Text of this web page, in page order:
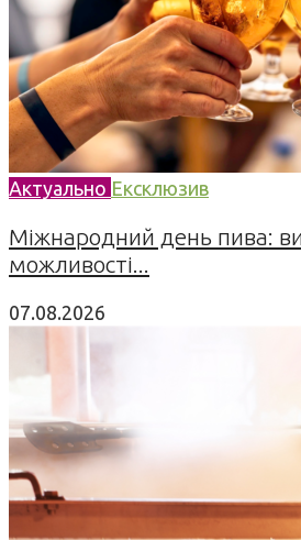
Актуально Ексклюзив
Міжнародний день пива:
можливості...
07.08.2026